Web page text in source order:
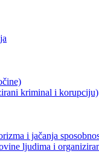
kriminal i korupciju)
i jačanja
ljudima i